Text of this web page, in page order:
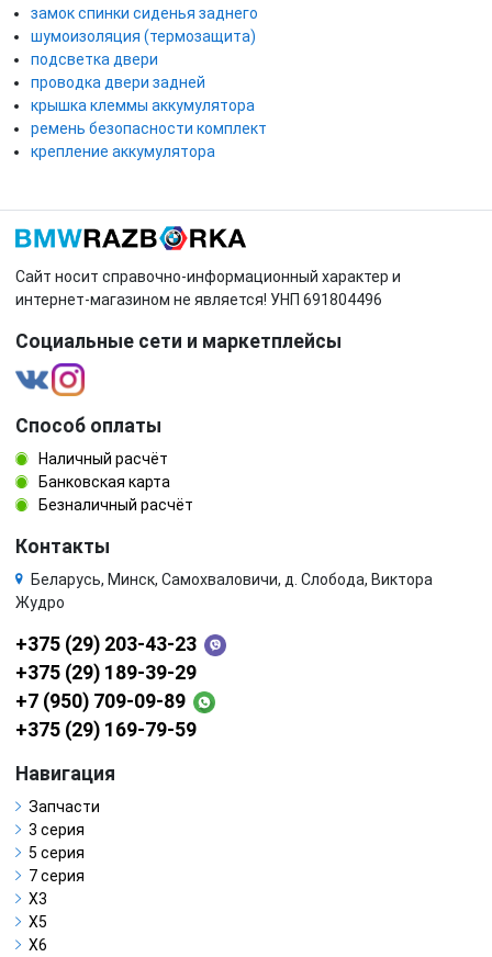
замок спинки сиденья заднего
шумоизоляция (термозащита)
подсветка двери
проводка двери задней
крышка клеммы аккумулятора
ремень безопасности комплект
крепление аккумулятора
Сайт носит справочно-информационный характер и
интернет-магазином не является! УНП 691804496
Социальные сети и маркетплейсы
Способ оплаты
Наличный расчёт
Банковская карта
Безналичный расчёт
Контакты
Беларусь, Минск, Самохваловичи, д. Слобода, Виктора
Жудро
+375 (29) 203-43-23
+375 (29) 189-39-29
+7 (950) 709-09-89
+375 (29) 169-79-59
Навигация
Запчасти
3 серия
5 серия
7 серия
X3
X5
X6